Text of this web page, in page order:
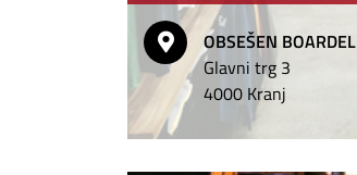
OBSEŠEN BOARDEL
Glavni trg 3
4000 Kranj